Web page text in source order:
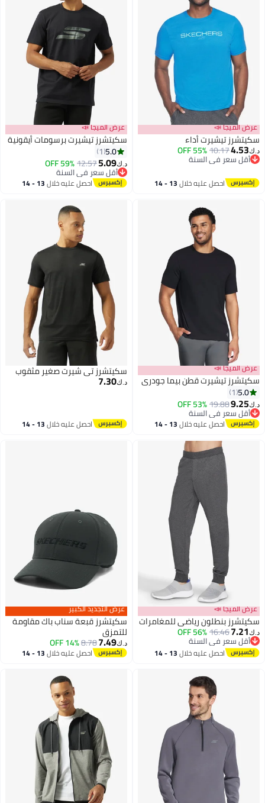
عرض الميجا 📣
سكيتشرز تيشيرت أداء
د.ك‏4.53
10.17
55% OFF
أقل سعر في السنة
احصل عليه خلال 13 - 14
عرض الميجا 📣
سكيتشرز تيشيرت برسومات أيقونية
5.0
1
د.ك‏5.09
12.57
59% OFF
أقل سعر في السنة
أقل سعر في السنة
احصل عليه خلال 13 - 14
عرض الميجا 📣
سكيتشرز تيشيرت قطن بيما جودري
5.0
1
د.ك‏9.25
19.88
53% OFF
أقل سعر في السنة
أقل سعر في السنة
احصل عليه خلال 13 - 14
سكيتشرز تي شيرت صغير مثقوب
د.ك‏7.30
احصل عليه خلال 13 - 14
عرض الميجا 📣
سكيتشرز بنطلون رياضي للمغامرات
د.ك‏7.21
16.46
56% OFF
أقل سعر في السنة
أقل سعر في السنة
احصل عليه خلال 13 - 14
عرض التجديد الكبير
سكيتشرز قبعة سناب باك مقاومة
للتمزق
د.ك‏7.49
8.78
14% OFF
احصل عليه خلال 13 - 14